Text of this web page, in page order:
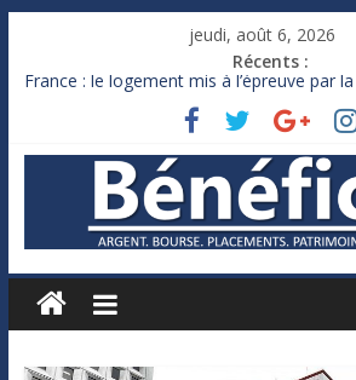
jeudi, août 6, 2026
Récents :
France : le logement mis à l’épreuve par
Des milliards de dollars de droits de
Royaume-Uni : Andy Burnham recule sur
Xavier Niel, le milliardaire qui ne touche
Ruée des fortunes russes vers l’étranger